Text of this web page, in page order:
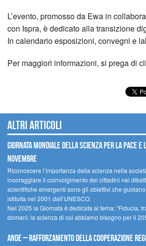
L’evento, promosso da Ewa in
con Ispra, è dedicato alla transizione
In calendario esposizioni, convegni e
Per maggiori informazioni, si prega di
Altri articoli
Giornata mondiale della scienza per la pace e
novembre
Riconoscere l’importanza della scienza nella
incoraggiare il coinvolgimento dei cittadini nei
scientifiche emergenti sono gli obiettivi che
istituita nel 2001 dall’UNESCO.
Nel 2025 la Giornata è dedicata al tema: “Fiducia,
domani: la scienza di cui abbiamo bisogno per il
Ande – Rafforzamento della cooperazione